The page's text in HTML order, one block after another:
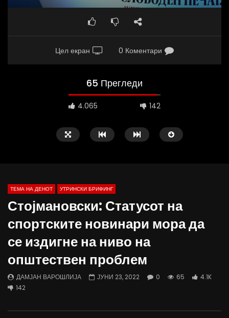
Цел екран 0 Коментари
65 Прегледи
4.065 142
трае предолго за да дозволиме лесно
ДАМЈАН ВАРОШЛИЈА
ЈУНИ 30, 2022
0
флексибилна држава
ЈУНИ 30, 2022
ТЕМА НА ДЕНОТ УТРИНСКИ БРИФИНГ
Стојмановски: Статусот на
спортските новинари мора да
се издигне на ниво на
општествен проблем
ДАМЈАН ВАРОШЛИЈА ЈУНИ 23, 2022 0 65
4.1K
142